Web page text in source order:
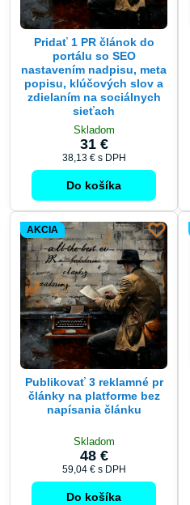
Pridať 1 PR článok do
portálu so SEO
nastavením nadpisu, meta
popisu, klúčových slov a
zdielaním na sociálnych
sieťach
Skladom
31 €
38,13 € s DPH
Do košíka
AKCIA
Publikovať 3 reklamné pr
články na platforme bez
napísania článku
Skladom
48 €
59,04 € s DPH
Do košíka